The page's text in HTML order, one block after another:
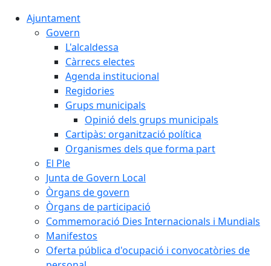
Ajuntament
Govern
L'alcaldessa
Càrrecs electes
Agenda institucional
Regidories
Grups municipals
Opinió dels grups municipals
Cartipàs: organització política
Organismes dels que forma part
El Ple
Junta de Govern Local
Òrgans de govern
Òrgans de participació
Commemoració Dies Internacionals i Mundials
Manifestos
Oferta pública d'ocupació i convocatòries de